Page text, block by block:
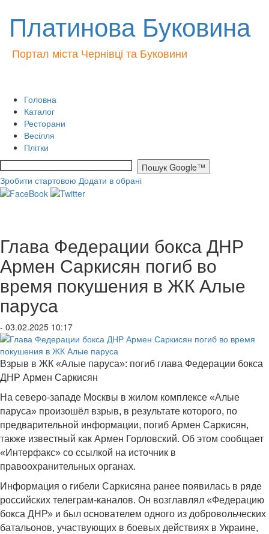
Платинова Буковина
Портал міста Чернівці та Буковини
Головна
Каталог
Ресторани
Весілля
Плітки
Зробити стартовою Додати в обрані
Глава Федерации бокса ДНР
Армен Саркисян погиб во
время покушения в ЖК Алые
паруса
- 03.02.2025 10:17
Взрыв в ЖК «Алые паруса»: погиб глава Федерации бокса
ДНР Армен Саркисян
На северо-западе Москвы в жилом комплексе «Алые
паруса» произошёл взрыв, в результате которого, по
предварительной информации, погиб Армен Саркисян,
также известный как Армен Горловский. Об этом сообщает
«Интерфакс» со ссылкой на источник в
правоохранительных органах.
Информация о гибели Саркисяна ранее появилась в ряде
российских телеграм-каналов. Он возглавлял «Федерацию
бокса ДНР» и был основателем одного из добровольческих
батальонов, участвующих в боевых действиях в Украине,